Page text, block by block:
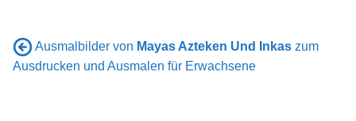
Ausmalbilder von Mayas Azteken Und Inkas zum
Ausdrucken und Ausmalen für Erwachsene